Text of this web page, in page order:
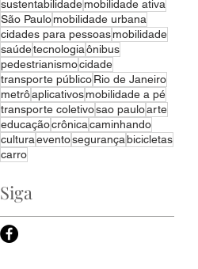
sustentabilidademobilidade ativa
São Paulomobilidade urbana
cidades para pessoasmobilidade
saúdetecnologiaônibus
pedestrianismocidade
transporte públicoRio de Janeiro
metrôaplicativosmobilidade a pé
transporte coletivosao pauloarte
educaçãocrônicacaminhando
culturaeventosegurançabicicletas
carro
Siga